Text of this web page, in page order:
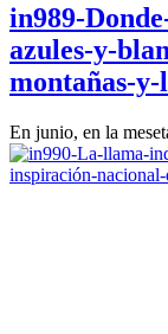
in989-
azules-y-
montañas-y-
En junio, en la